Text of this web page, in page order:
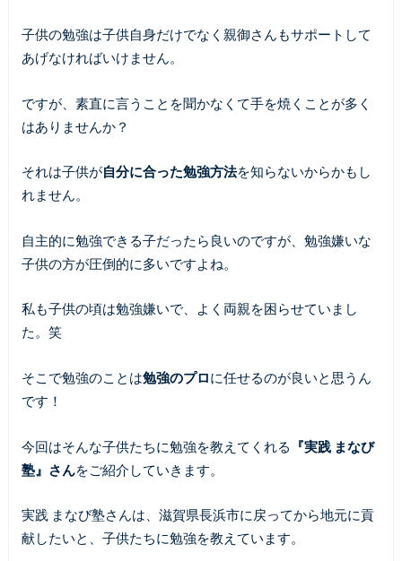
子供の勉強は子供自身だけでなく親御さんもサポートして
あげなければいけません。
ですが、素直に言うことを聞かなくて手を焼くことが多く
はありませんか？
それは子供が自分に合った勉強方法を知らないからかもし
れません。
自主的に勉強できる子だったら良いのですが、勉強嫌いな
子供の方が圧倒的に多いですよね。
私も子供の頃は勉強嫌いで、よく両親を困らせていまし
た。笑
そこで勉強のことは勉強のプロに任せるのが良いと思うん
です！
今回はそんな子供たちに勉強を教えてくれる 『実践 まなび
塾』さんをご紹介していきます。
実践 まなび塾さんは、滋賀県長浜市に戻ってから地元に貢
献したいと、子供たちに勉強を教えています。